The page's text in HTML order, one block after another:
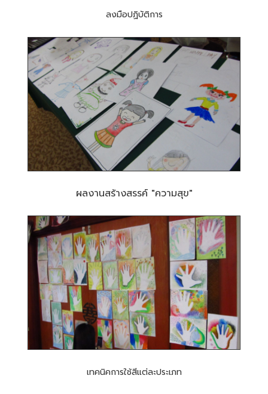
ลงมือปฏิบัติการ
ผลงานสร้างสรรค์ "ความสุข"
เทคนิคการใช้สีแต่ละประเภท